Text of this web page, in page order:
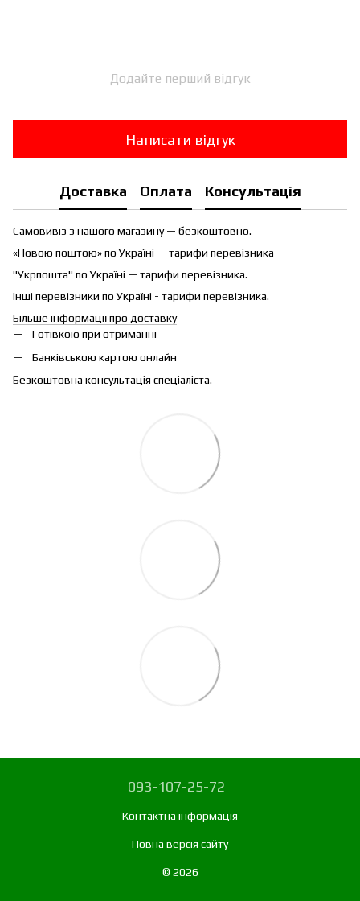
Додайте перший відгук
Написати відгук
Доставка Оплата Консультація
Самовивіз з нашого магазину — безкоштовно.
«Новою поштою» по Україні — тарифи перевізника
"Укрпошта" по Україні — тарифи перевізника.
Інші перевізники по Україні - тарифи перевізника.
Більше інформації про доставку
Готівкою при отриманні
Банківською картою онлайн
Безкоштовна консультація спеціаліста.
093-107-25-72
Контактна інформація
Повна версія сайту
© 2026